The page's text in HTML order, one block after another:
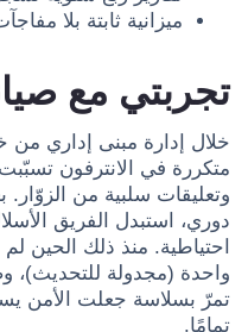
ميزانية ثابتة بلا
تجربتي مع
خلال إدارة مبنى إداري من
متكررة في الانترفون
وتعليقات سلبية من الزوّار.
دوري، استبدل الفريق
احتياطية. منذ ذلك الحين
واحدة (مجدولة للتحديث)،
تمرّ بسلاسة جعلت الأمن
تمامًا.